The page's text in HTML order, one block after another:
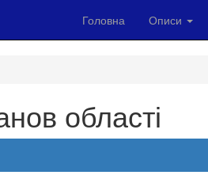
Головна Описи
області